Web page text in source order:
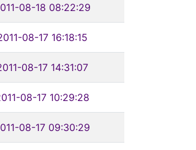
08-18 08:22:29
08-17 16:18:15
08-17 14:31:07
08-17 10:29:28
08-17 09:30:29